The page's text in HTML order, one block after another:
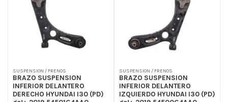
SUSPENSION / FRENOS
BRAZO SUSPENSION
INFERIOR DELANTERO
DERECHO HYUNDAI I30 (PD)
SUSPENSION / FRENOS
BRAZO SUSPENSION
INFERIOR DELANTERO
IZQUIERDO HYUNDAI I30 (PD)